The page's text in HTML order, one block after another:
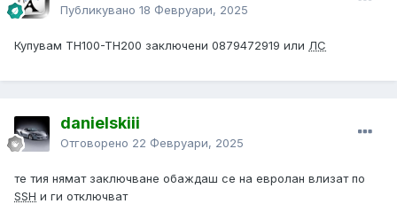
Публикувано 18 Февруари, 2025
Купувам TH100-TH200 заключени 0879472919 или ЛС
danielskiii
Отговорено 22 Февруари, 2025
те тия нямат заключване обаждаш се на евролан влизат по
SSH и ги отключват